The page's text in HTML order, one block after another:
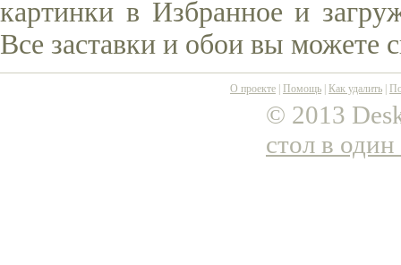
картинки в Избранное и
Все заставки и обои вы можете
О проекте Помощь Как удалить
© 2013
стол в